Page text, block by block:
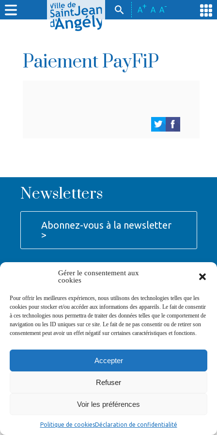
Gérer le consentement aux
cookies
Pour offrir les meilleures expériences, nous utilisons des technologies telles que les
cookies pour stocker et/ou accéder aux informations des appareils. Le fait de consentir
à ces technologies nous permettra de traiter des données telles que le comportement de
navigation ou les ID uniques sur ce site. Le fait de ne pas consentir ou de retirer son
consentement peut avoir un effet négatif sur certaines caractéristiques et fonctions.
Accepter
Refuser
Voir les préférences
Politique de cookiesDéclaration de confidentialité
A+ A A-
Paiement PayFiP
Newsletters
Abonnez-vous à la newsletter
>
© Ville de Saint-Jean-d'Angély 2026
Ma mairie
Découvrir la ville
Vivre ma ville
Services publics
Contact
Mentions légales
Plan du site
Données personnelles